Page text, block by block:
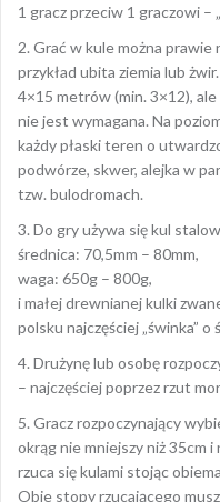
1 gracz przeciw 1 graczowi –
2. Grać w kule można
przykład ubita ziemia lub
4×15 metrów (min. 3×12),
nie jest wymagana. Na
każdy płaski teren o
podwórze, skwer, alejka w
tzw. bulodromach.
3. Do gry używa się kul
średnica: 70,5mm – 80mm,
waga: 650g – 800g,
i małej drewnianej kulki
polsku najczęściej „świnka” o
4. Drużynę lub osobę
– najczęściej poprzez rzut
5. Gracz rozpoczynający
okrąg nie mniejszy niż 35cm
rzuca się kulami stojąc
Obie stopy rzucającego